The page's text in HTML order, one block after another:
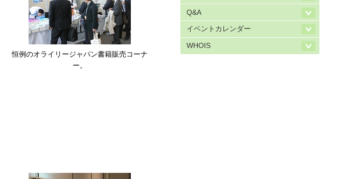
恒例のオライリージャパン書籍販売コーナ
ー。
Q&A
イベントカレンダー
WHOIS